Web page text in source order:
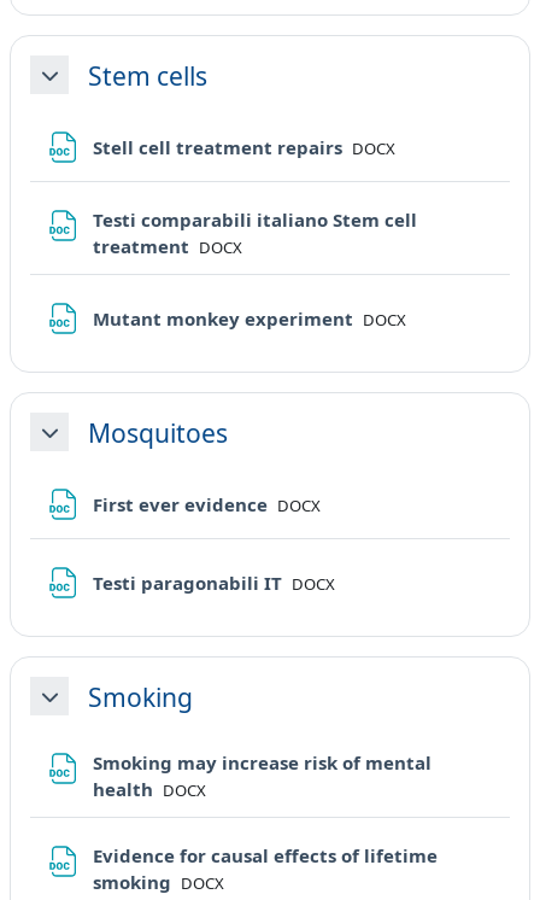
MinimizzaStem cells
Stell cell treatment repairs File
DOCX
Testi comparabili italiano Stem cell
treatment File
DOCX
Mutant monkey experiment File
DOCX
MinimizzaMosquitoes
First ever evidence File
DOCX
Testi paragonabili IT File
DOCX
MinimizzaSmoking
Smoking may increase risk of mental
health File
DOCX
Evidence for causal effects of lifetime
smoking File
DOCX